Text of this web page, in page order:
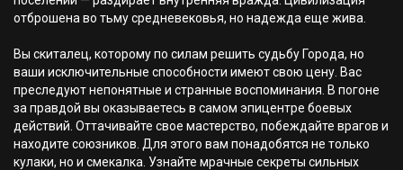
отброшена во тьму средневековья, но надежда еще жива.
Вы скиталец, которому по силам решить судьбу Города, но
ваши исключительные способности имеют свою цену. Вас
преследуют непонятные и странные воспоминания. В погоне
за правдой вы оказываетесь в самом эпицентре боевых
действий. Оттачивайте свое мастерство, побеждайте врагов и
находите союзников. Для этого вам понадобятся не только
кулаки, но и смекалка. Узнайте мрачные секреты сильных